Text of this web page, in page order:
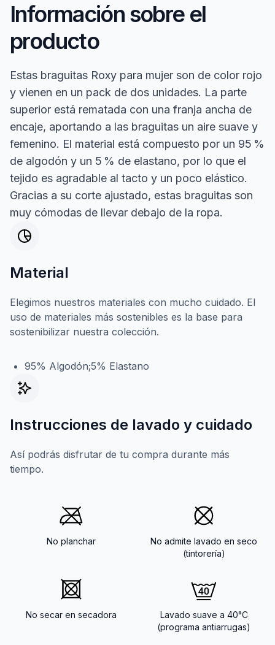
Información sobre el
producto
Estas braguitas Roxy para mujer son de color rojo
y vienen en un pack de dos unidades. La parte
superior está rematada con una franja ancha de
encaje, aportando a las braguitas un aire suave y
femenino. El material está compuesto por un 95 %
de algodón y un 5 % de elastano, por lo que el
tejido es agradable al tacto y un poco elástico.
Gracias a su corte ajustado, estas braguitas son
muy cómodas de llevar debajo de la ropa.
Material
Elegimos nuestros materiales con mucho cuidado. El
uso de materiales más sostenibles es la base para
sostenibilizar nuestra colección.
95% Algodón;5% Elastano
Instrucciones de lavado y cuidado
Así podrás disfrutar de tu compra durante más
tiempo.
No planchar
No admite lavado en seco
(tintorería)
No secar en secadora
Lavado suave a 40°C
(programa antiarrugas)